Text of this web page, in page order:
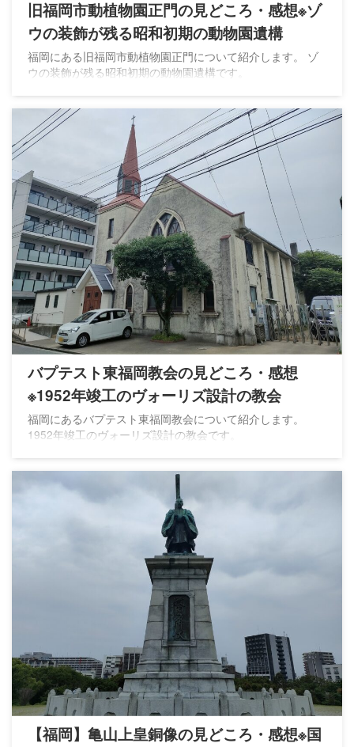
旧福岡市動植物園正門の見どころ・感想※ゾ
ウの装飾が残る昭和初期の動物園遺構
福岡にある旧福岡市動植物園正門について紹介します。 ゾ
ウの装飾が残る昭和初期の動物園遺構です。
バプテスト東福岡教会の見どころ・感想
※1952年竣工のヴォーリズ設計の教会
福岡にあるバプテスト東福岡教会について紹介します。
1952年竣工のヴォーリズ設計の教会です。
【福岡】亀山上皇銅像の見どころ・感想※国